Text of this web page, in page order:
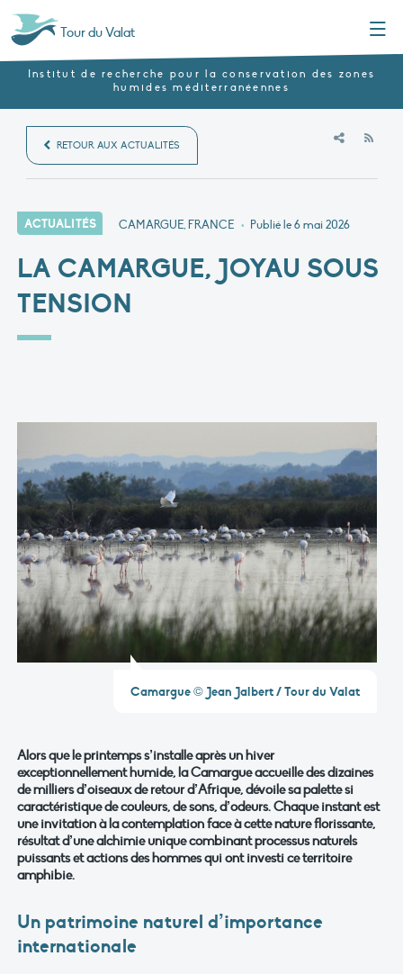
Tour du Valat
Institut de recherche pour la conservation des zones
humides méditerranéennes
RETOUR AUX ACTUALITÉS
ACTUALITÉS CAMARGUE, FRANCE • Publié le6 mai 2026
LA CAMARGUE, JOYAU SOUS
TENSION
Camargue © Jean Jalbert / Tour du Valat
Alors que le printemps s’installe après un hiver
exceptionnellement humide, la Camargue accueille des dizaines
de milliers d’oiseaux de retour d’Afrique, dévoile sa palette si
caractéristique de couleurs, de sons, d’odeurs. Chaque instant est
une invitation à la contemplation face à cette nature florissante,
résultat d’une alchimie unique combinant processus naturels
puissants et actions des hommes qui ont investi ce territoire
amphibie.
Un patrimoine naturel d’importance
internationale